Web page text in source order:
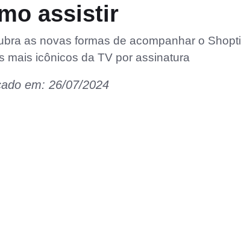
assistir
as novas formas de acompanhar o
mais icônicos da TV por assinatura
em: 26/07/2024